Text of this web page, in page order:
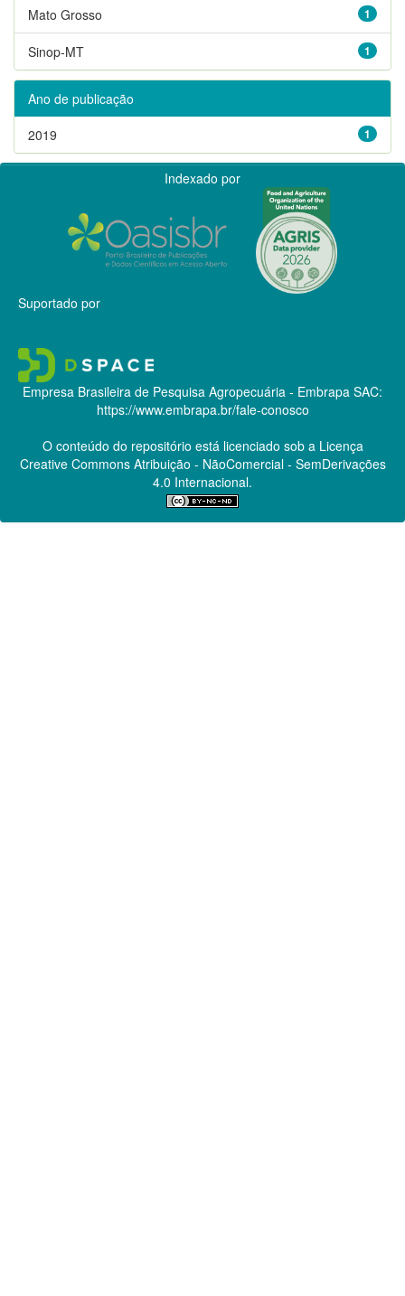
1
Mato Grosso
1
Sinop-MT
Ano de publicação
1
2019
Indexado por
Suportado por
Empresa Brasileira de Pesquisa Agropecuária - Embrapa SAC:
https://www.embrapa.br/fale-conosco
O conteúdo do repositório está licenciado sob a Licença
Creative CommonsAtribuição - NãoComercial - SemDerivações
4.0 Internacional.